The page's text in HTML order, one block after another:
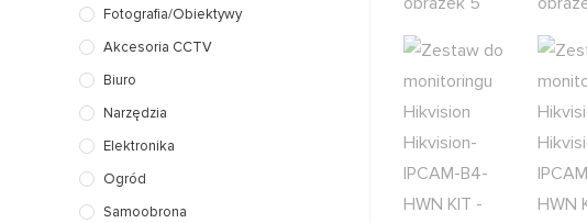
Fotografia/Obiektywy
Akcesoria CCTV
Biuro
Narzędzia
Elektronika
Ogród
Samoobrona